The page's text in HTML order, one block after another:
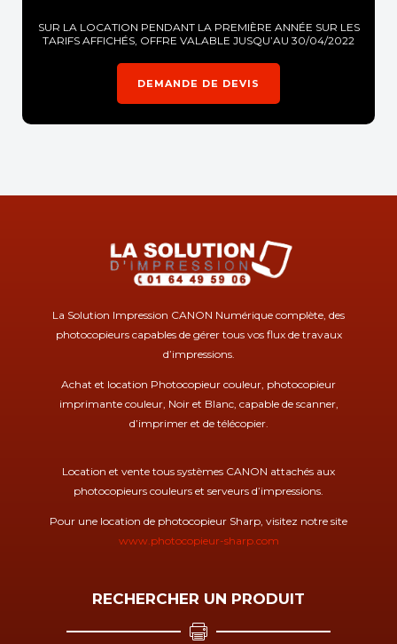
SUR LA LOCATION PENDANT LA PREMIÈRE ANNÉE SUR LES
TARIFS AFFICHÉS, OFFRE VALABLE JUSQU’AU 30/04/2022
DEMANDE DE DEVIS
La Solution Impression CANON Numérique complète, des
photocopieurs capables de gérer tous vos flux de travaux
d’impressions.
Achat et location Photocopieur couleur, photocopieur
imprimante couleur, Noir et Blanc, capable de scanner,
d’imprimer et de télécopier.
Location et vente tous systèmes CANON attachés aux
photocopieurs couleurs et serveurs d’impressions.
Pour une location de photocopieur Sharp, visitez notre site
www.photocopieur-sharp.com
RECHERCHER UN PRODUIT